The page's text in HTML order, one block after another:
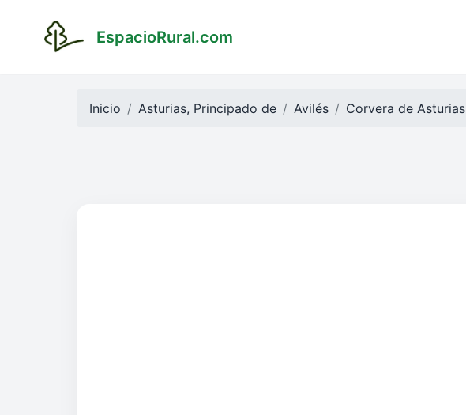
EspacioRural.com
Inicio Asturias, Principado de Avilés Corvera de Asturias